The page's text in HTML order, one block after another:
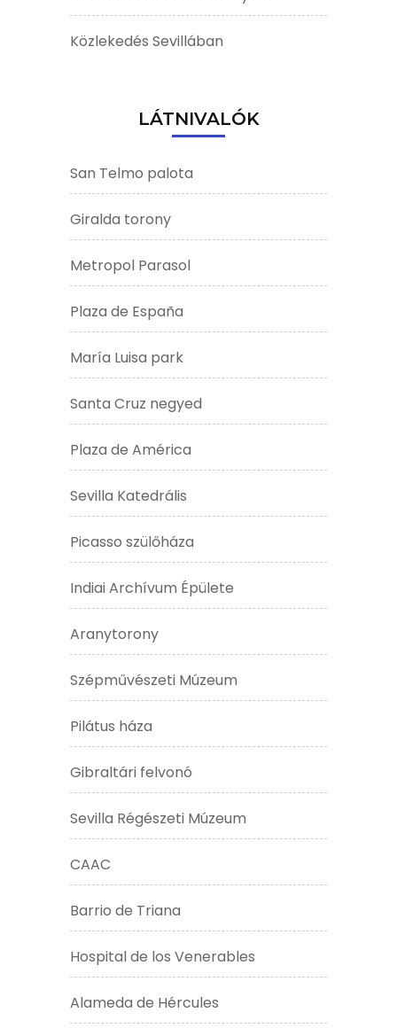
Közlekedés Sevillában
LÁTNIVALÓK
San Telmo palota
Giralda torony
Metropol Parasol
Plaza de España
María Luisa park
Santa Cruz negyed
Plaza de América
Sevilla Katedrális
Picasso szülőháza
Indiai Archívum Épülete
Aranytorony
Szépművészeti Múzeum
Pilátus háza
Gibraltári felvonó
Sevilla Régészeti Múzeum
CAAC
Barrio de Triana
Hospital de los Venerables
Alameda de Hércules